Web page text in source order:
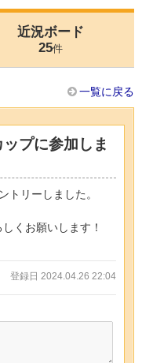
近況ボード
25件
一覧に戻る
プに参加しま
トリーしました。
くお願いします！
登録日 2024.04.26 22:04